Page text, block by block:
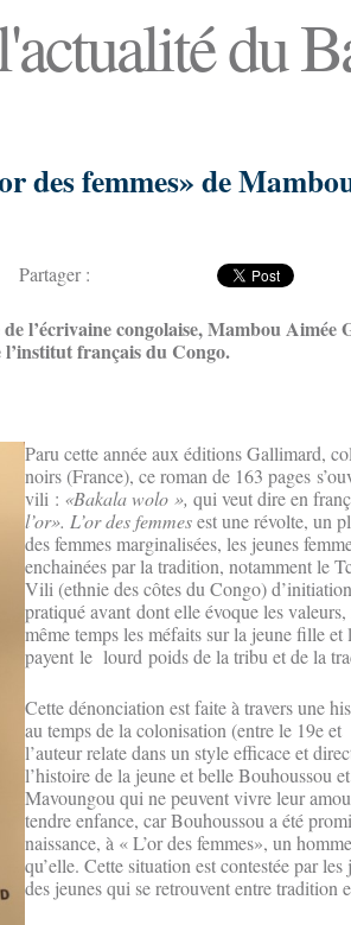
du
des femmes» de
Partager :
l’écrivaine congolaise, Mambou Aimée
l’institut français du Congo.
Paru cette année aux éditions Gallimard,
noirs (France), ce roman de 163 pages
vili : «Bakala wolo », qui veut dire en
l’or». L’or des femmesest une révolte, un
des femmes marginalisées, les jeunes
enchainées par la tradition, notamment le
Vili (ethnie des côtes du Congo)
pratiqué avant dont elle évoque les valeurs,
même temps les méfaits sur la jeune fille et
payent le lourd poids de la tribu et de la
Cette dénonciation est faite à travers une
au temps de la colonisation (entre le 19e
l’auteur relate dans un style efficace et
l’histoire de la jeune et belle Bouhoussou
Mavoungou qui ne peuvent vivre leur
tendre enfance, car Bouhoussou a été
naissance, à « L’or des femmes», un
qu’elle. Cette situation est contestée par
des jeunes qui se retrouvent entre tradition